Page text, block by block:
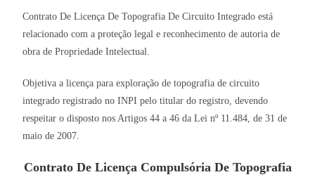
Contrato De Licença De Topografia De Circuito Integrado está
relacionado com a proteção legal e reconhecimento de autoria de
obra de Propriedade Intelectual.
Objetiva a licença para exploração de topografia de circuito
integrado registrado no INPI pelo titular do registro, devendo
respeitar o disposto nos Artigos 44 a 46 da Lei nº 11.484, de 31 de
maio de 2007.
Contrato De Licença Compulsória De Topografia